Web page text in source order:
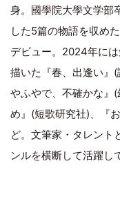
身。國學院大學文学部
した5篇の物語を収め
デビュー。2024年に
描いた『春、出逢い』
やふやで、不確かな』
め』(短歌研究社)、『
ど。文筆家・タレント
ンルを横断して活躍し